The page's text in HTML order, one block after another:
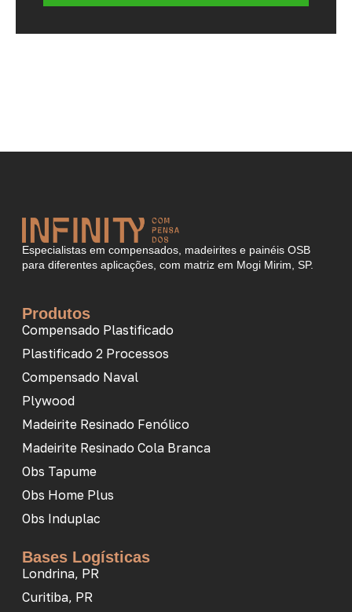
Especialistas em compensados, madeirites e painéis OSB
para diferentes aplicações, com matriz em Mogi Mirim, SP.
Produtos
Compensado Plastificado
Plastificado 2 Processos
Compensado Naval
Plywood
Madeirite Resinado Fenólico
Madeirite Resinado Cola Branca
Obs Tapume
Obs Home Plus
Obs Induplac
Bases Logísticas
Londrina, PR
Curitiba, PR